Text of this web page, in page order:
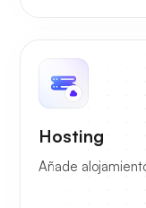
Hosting
Añade